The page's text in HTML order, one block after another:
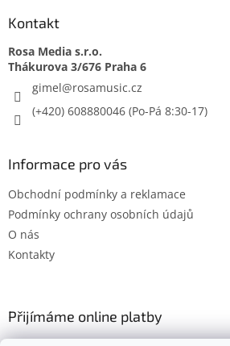
Kontakt
Rosa Media s.r.o.
gimel@rosamusic.cz
(+420) 608880046
Informace pro vás
Obchodní podmínky a reklamace
Podmínky ochrany osobních údajů
O nás
Kontakty
Přijímáme online platby